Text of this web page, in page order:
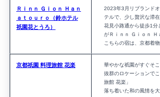
Ｒｉｎｎ Ｇｉｏｎ Ｈａｎ
ａｔｏｕｒｏ（鈴ホテル
祇園花とうろ）
2023年3月リブランド
テルで、少し贅沢な滞
花見小路通から徒歩1分
がＲｉｎｎ Ｇｉｏｎ
こちらの宿は、京都着
京都祇園 料理旅館 花楽
華やかな祇園がすぐそ
抜群のロケーションで
旅館 花楽」
落ち着いた和の風情を